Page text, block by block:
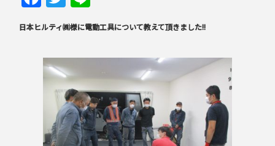
日本ヒルティ㈱様に電動工具について教えて頂きました!!